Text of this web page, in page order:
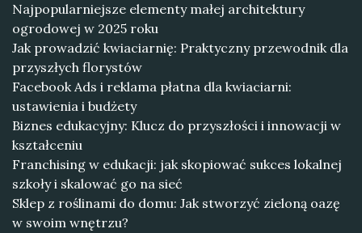
Najpopularniejsze elementy małej architektury
ogrodowej w 2025 roku
Jak prowadzić kwiaciarnię: Praktyczny przewodnik dla
przyszłych florystów
Facebook Ads i reklama płatna dla kwiaciarni:
ustawienia i budżety
Biznes edukacyjny: Klucz do przyszłości i innowacji w
kształceniu
Franchising w edukacji: jak skopiować sukces lokalnej
szkoły i skalować go na sieć
Sklep z roślinami do domu: Jak stworzyć zieloną oazę
w swoim wnętrzu?